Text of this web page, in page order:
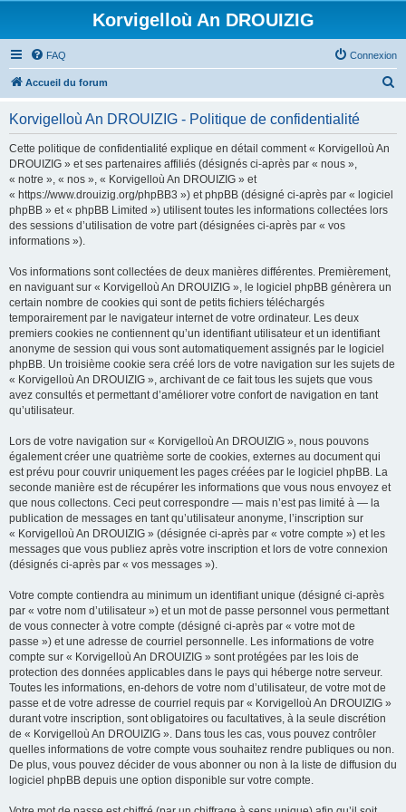
Korvigelloù An DROUIZIG
FAQ Connexion
Accueil du forum
Korvigelloù An DROUIZIG - Politique de confidentialité
Cette politique de confidentialité explique en détail comment « Korvigelloù An
DROUIZIG » et ses partenaires affiliés (désignés ci-après par « nous »,
« notre », « nos », « Korvigelloù An DROUIZIG » et
« https://www.drouizig.org/phpBB3 ») et phpBB (désigné ci-après par « logiciel
phpBB » et « phpBB Limited ») utilisent toutes les informations collectées lors
des sessions d’utilisation de votre part (désignées ci-après par « vos
informations »).
Vos informations sont collectées de deux manières différentes. Premièrement,
en naviguant sur « Korvigelloù An DROUIZIG », le logiciel phpBB génèrera un
certain nombre de cookies qui sont de petits fichiers téléchargés
temporairement par le navigateur internet de votre ordinateur. Les deux
premiers cookies ne contiennent qu’un identifiant utilisateur et un identifiant
anonyme de session qui vous sont automatiquement assignés par le logiciel
phpBB. Un troisième cookie sera créé lors de votre navigation sur les sujets de
« Korvigelloù An DROUIZIG », archivant de ce fait tous les sujets que vous
avez consultés et permettant d’améliorer votre confort de navigation en tant
qu’utilisateur.
Lors de votre navigation sur « Korvigelloù An DROUIZIG », nous pouvons
également créer une quatrième sorte de cookies, externes au document qui
est prévu pour couvrir uniquement les pages créées par le logiciel phpBB. La
seconde manière est de récupérer les informations que vous nous envoyez et
que nous collectons. Ceci peut correspondre — mais n’est pas limité à — la
publication de messages en tant qu’utilisateur anonyme, l’inscription sur
« Korvigelloù An DROUIZIG » (désignée ci-après par « votre compte ») et les
messages que vous publiez après votre inscription et lors de votre connexion
(désignés ci-après par « vos messages »).
Votre compte contiendra au minimum un identifiant unique (désigné ci-après
par « votre nom d’utilisateur ») et un mot de passe personnel vous permettant
de vous connecter à votre compte (désigné ci-après par « votre mot de
passe ») et une adresse de courriel personnelle. Les informations de votre
compte sur « Korvigelloù An DROUIZIG » sont protégées par les lois de
protection des données applicables dans le pays qui héberge notre serveur.
Toutes les informations, en-dehors de votre nom d’utilisateur, de votre mot de
passe et de votre adresse de courriel requis par « Korvigelloù An DROUIZIG »
durant votre inscription, sont obligatoires ou facultatives, à la seule discrétion
de « Korvigelloù An DROUIZIG ». Dans tous les cas, vous pouvez contrôler
quelles informations de votre compte vous souhaitez rendre publiques ou non.
De plus, vous pouvez décider de vous abonner ou non à la liste de diffusion du
logiciel phpBB depuis une option disponible sur votre compte.